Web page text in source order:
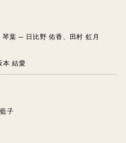
葉 ─ 日比野 佑香、田村 虹月
本 結愛
子